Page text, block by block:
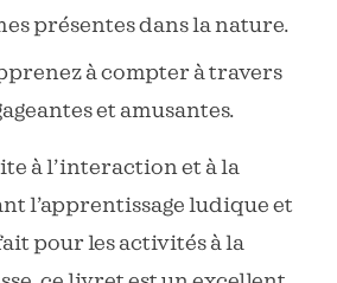
présentes dans la nature.
à compter à travers
et amusantes.
à l’interaction et à la
l’apprentissage ludique et
pour les activités à la